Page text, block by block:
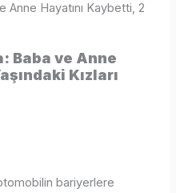
Anne Hayatını Kaybetti, 2
Baba ve Anne
Kızları
bariyerlere